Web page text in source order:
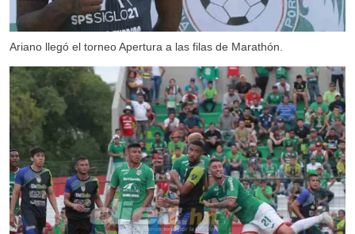
Ariano llegó el torneo Apertura a las filas de Marathón.